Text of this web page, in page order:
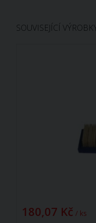
SOUVISEJÍCÍ
180,07 Kč / ks